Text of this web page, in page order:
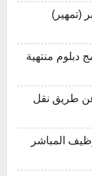
(تمهير)
دبلوم منتهية
عن طريق نقل
المباشر